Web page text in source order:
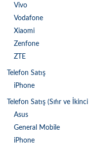
Vivo
Vodafone
Xiaomi
Zenfone
ZTE
Telefon Satış
iPhone
Telefon Satış (Sıfır ve
Asus
General Mobile
iPhone